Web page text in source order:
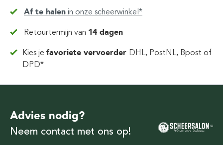
Af te halen in onze scheerwinkel*
Retourtermijn van 14 dagen
Kies jefavoriete vervoerder DHL, PostNL, Bpost of
DPD*
Advies nodig?
Neem contact met ons op!